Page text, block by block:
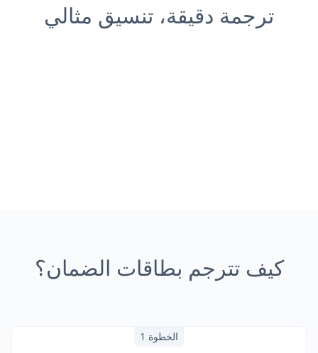
ترجمة دقيقة، تنسيق مثالي
كيف تترجم بطاقات الضمان؟
الخطوة 1